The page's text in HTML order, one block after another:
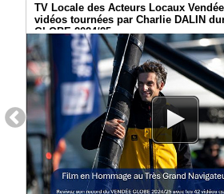
TV Locale des Acteurs Locaux
vidéos tournées par Charlie DALIN
GLOBE 2024/25